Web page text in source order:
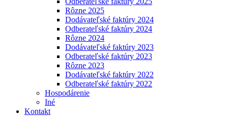
Rôzne 2025
Dodávateľské faktúry 2024
Odberateľské faktúry 2024
Rôzne 2024
Dodávateľské faktúry 2023
Odberateľské faktúry 2023
Rôzne 2023
Dodávateľské faktúry 2022
Odberateľské faktúry 2022
Hospodárenie
Iné
Kontakt